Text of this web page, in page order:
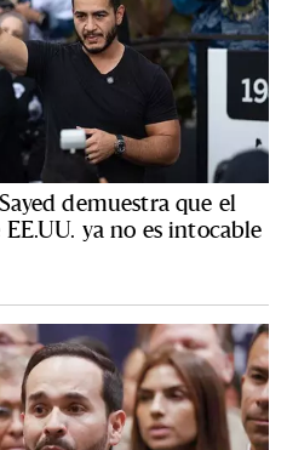
demuestra que el
ya no es intocable